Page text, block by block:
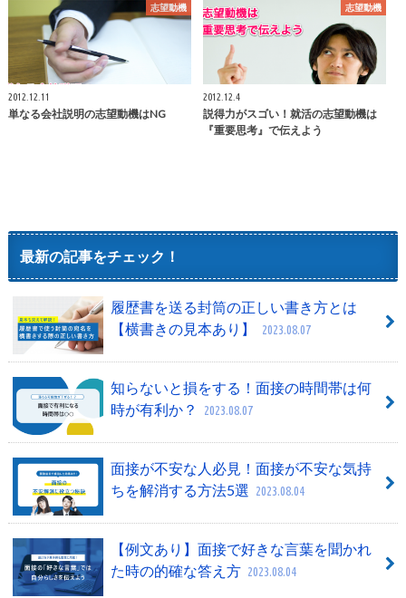
志望動機
2012.12.11
単なる会社説明の志望動機はNG
志望動機
2012.12.4
説得力がスゴい！就活の志望動機は
『重要思考』で伝えよう
最新の記事をチェック！
履歴書を送る封筒の正しい書き方とは
【横書きの見本あり】
2023.08.07
知らないと損をする！面接の時間帯は何
時が有利か？
2023.08.07
面接が不安な人必見！面接が不安な気持
ちを解消する方法5選 2023.08.04
【例文あり】面接で好きな言葉を聞かれ
た時の的確な答え方 2023.08.04